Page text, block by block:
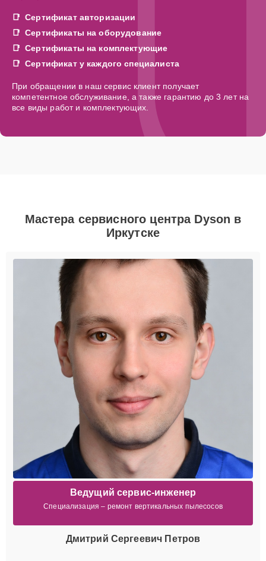
Сертификат авторизации
Сертификаты на оборудование
Сертификаты на комплектующие
Сертификат у каждого специалиста
При обращении в наш сервис клиент получает
компетентное обслуживание, а также гарантию до 3 лет на
все виды работ и комплектующих.
Мастера сервисного центра Dyson в
Иркутске
Ведущий сервис-инженер
Специализация – ремонт вертикальных пылесосов
Дмитрий Сергеевич Петров